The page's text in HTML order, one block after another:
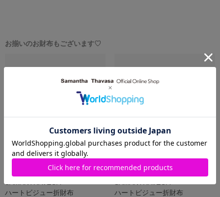
お揃いのお財布もございます♡
SAMANTHAVEGA
ハートビジュー折財布
ハートビジュー折財布